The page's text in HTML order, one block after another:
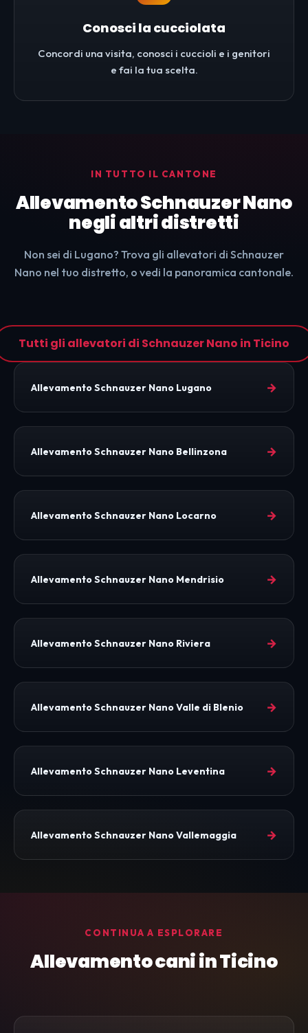
Conosci la cucciolata
Concordi una visita, conosci i cuccioli e i genitori
e fai la tua scelta.
IN TUTTO IL CANTONE
Allevamento Schnauzer Nano
negli altri distretti
Non sei di Lugano? Trova gli allevatori di Schnauzer
Nano nel tuo distretto, o vedi la panoramica cantonale.
Tutti gli allevatori di Schnauzer Nano in Ticino
Allevamento Schnauzer Nano Lugano →
Allevamento Schnauzer Nano Bellinzona →
Allevamento Schnauzer Nano Locarno →
Allevamento Schnauzer Nano Mendrisio →
Allevamento Schnauzer Nano Riviera →
Allevamento Schnauzer Nano Valle di Blenio →
Allevamento Schnauzer Nano Leventina →
Allevamento Schnauzer Nano Vallemaggia →
CONTINUA A ESPLORARE
Allevamento cani in Ticino